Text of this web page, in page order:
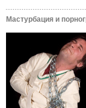
Мастурбация и